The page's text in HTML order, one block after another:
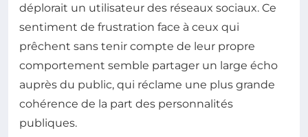
déplorait un utilisateur des réseaux sociaux. Ce
sentiment de frustration face à ceux qui
prêchent sans tenir compte de leur propre
comportement semble partager un large écho
auprès du public, qui réclame une plus grande
cohérence de la part des personnalités
publiques.